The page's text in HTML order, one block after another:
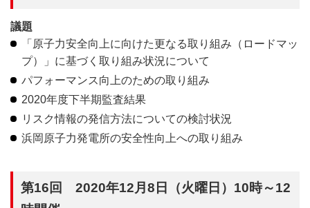
議題
「原子力安全向上に向けた更なる取り組み（ロードマッ
プ）」に基づく取り組み状況について
パフォーマンス向上のための取り組み
2020年度下半期監査結果
リスク情報の発信方法についての検討状況
浜岡原子力発電所の安全性向上への取り組み
第16回 2020年12月8日（火曜日）10時～12